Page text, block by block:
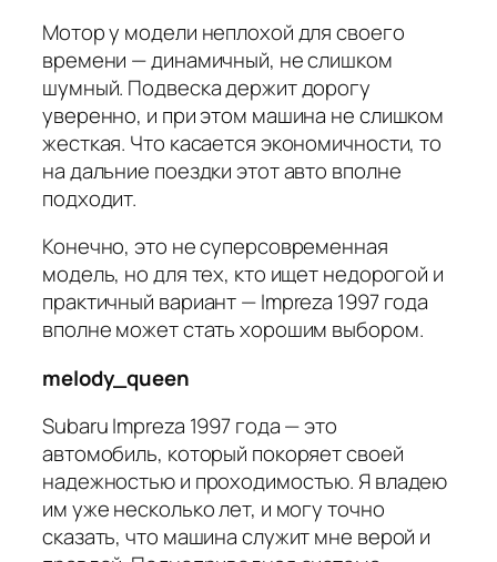
Мотор у модели неплохой для своего
времени — динамичный, не слишком
шумный. Подвеска держит дорогу
уверенно, и при этом машина не слишком
жесткая. Что касается экономичности, то
на дальние поездки этот авто вполне
подходит.
Конечно, это не суперсовременная
модель, но для тех, кто ищет недорогой и
практичный вариант — Impreza 1997 года
вполне может стать хорошим выбором.
melody_queen
Subaru Impreza 1997 года — это
автомобиль, который покоряет своей
надежностью и проходимостью. Я владею
им уже несколько лет, и могу точно
сказать, что машина служит мне верой и